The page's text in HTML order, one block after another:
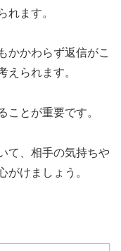
れます。
かかわらず返信がこ
えられます。
ことが重要です。
て、相手の気持ちや
がけましょう。